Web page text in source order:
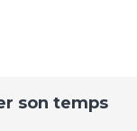
son temps